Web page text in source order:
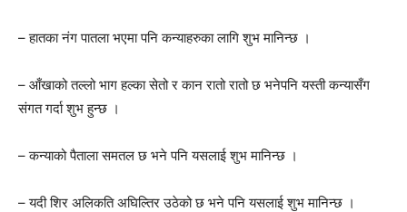
– हातका नंग पातला भएमा पनि कन्याहरुका लागि शुभ मानिन्छ ।
– आँखाको तल्लो भाग हल्का सेतो र कान रातो रातो छ भनेपनि यस्ती कन्यासँग
संगत गर्दा शुभ हुन्छ ।
– कन्याको पैताला समतल छ भने पनि यसलाई शुभ मानिन्छ ।
– यदी शिर अलिकति अघिल्तिर उठेको छ भने पनि यसलाई शुभ मानिन्छ ।